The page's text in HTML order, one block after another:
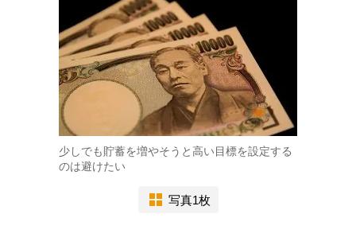
少しでも貯蓄を増やそうと高い目標を設定する
のは避けたい
写真1枚